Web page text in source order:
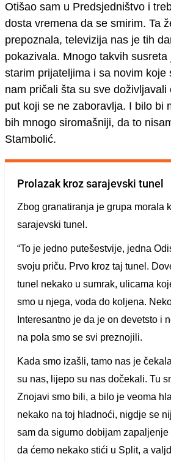
Otišao sam u Predsjedništvo i
dosta vremena da se smirim. Ta
prepoznala, televizija nas je tih
pokazivala. Mnogo takvih
starim prijateljima i sa novim koje
nam pričali šta su sve
put koji se ne zaboravlja. I bilo bi
bih mnogo siromašniji, da to
Stambolić.
Prolazak kroz sarajevski tunel
Zbog granatiranja je grupa morala
sarajevski tunel.
“To je jedno putešestvije, jedna
svoju priču. Prvo kroz taj tunel.
tunel nekako u sumrak, ulicama
smo u njega, voda do koljena.
Interesantno je da je on devetsto i
na pola smo se svi preznojili.
Kada smo izašli, tamo nas je
su nas, lijepo su nas dočekali. Tu
Znojavi smo bili, a bilo je veoma
nekako na toj hladnoći, nigdje se
sam da sigurno dobijam
da ćemo nekako stići u Split, a